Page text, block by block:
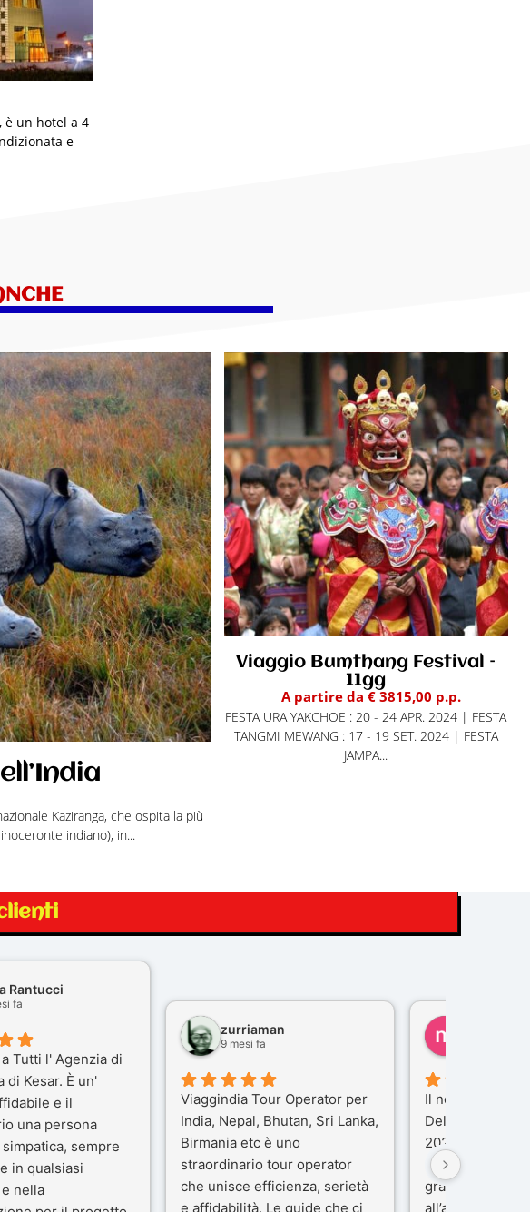
è un hotel a 4
e
Kaziranga, che ospita la più
indiano), in...
Viaggio Bumthang Festival –
11gg
A partire da € 3815,00 p.p.
FESTA URA YAKCHOE : 20 - 24 APR. 2024 | FESTA
TANGMI MEWANG : 17 - 19 SET. 2024 | FESTA
JAMPA...
Rantucci
fa
Tutti l' Agenzia di
di Kesar. È un'
e il
una persona
sempre
in qualsiasi
nella
zurriaman
9 mesi fa
Viaggindia Tour Operator per
India, Nepal, Bhutan, Sri Lanka,
Birmania etc è uno
straordinario tour operator
che unisce efficienza, serietà
e affidabilità. Le guide che ci
Il nostro
Delhi e
2025), è stata
che porteremo
gran parte del
all’agenzia che